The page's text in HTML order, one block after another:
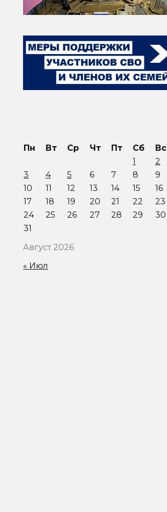
Август 2026
Пн Вт Ср Чт Пт Сб
Вс
1
2
3
4 5 6 7 8
9
10
11 12 13 14 15
16
17
18 19 20 21 22
23
24
25 26 27 28 29
30
31
« Июл